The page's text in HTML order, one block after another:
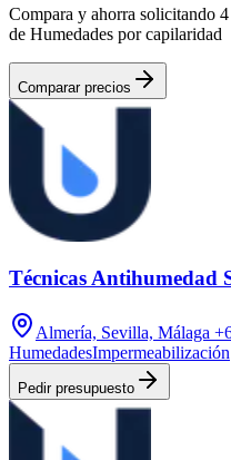
Compara y ahorra solicitando 4
de Humedades por capilaridad
Comparar precios
Técnicas Antihumedad
Almería, Sevilla, Málaga
HumedadesImpermeabilización
Pedir presupuesto